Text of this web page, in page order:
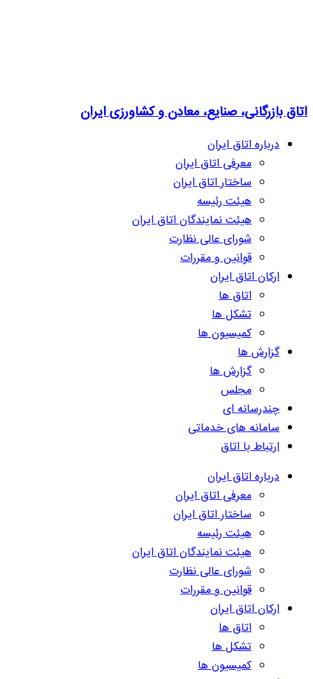
اتاق بازرگانی، صنایع، معادن و کشاورزی ایران
درباره اتاق ایران
معرفی اتاق ایران
ساختار اتاق ایران
هیئت رئیسه
هیئت نمایندگان اتاق ایران
شورای عالی نظارت
قوانین و مقررات
ارکان اتاق ایران
اتاق ها
تشکل ها
کمیسیون ها
گزارش ها
گزارش ها
مجلس
چندرسانه ای
سامانه های خدماتی
ارتباط با اتاق
درباره اتاق ایران
معرفی اتاق ایران
ساختار اتاق ایران
هیئت رئیسه
هیئت نمایندگان اتاق ایران
شورای عالی نظارت
قوانین و مقررات
ارکان اتاق ایران
اتاق ها
تشکل ها
کمیسیون ها